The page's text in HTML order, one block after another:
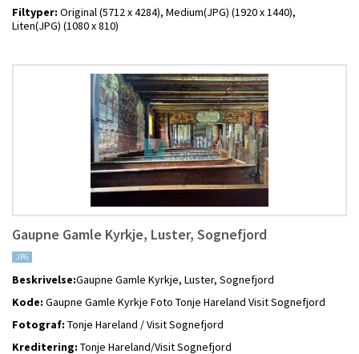
Filtyper: Original (5712 x 4284), Medium(JPG) (1920 x 1440),
Liten(JPG) (1080 x 810)
Gaupne Gamle Kyrkje, Luster, Sognefjord
JPG
Beskrivelse:Gaupne Gamle Kyrkje, Luster, Sognefjord
Kode: Gaupne Gamle Kyrkje Foto Tonje Hareland Visit Sognefjord
Fotograf: Tonje Hareland / Visit Sognefjord
Kreditering: Tonje Hareland/Visit Sognefjord